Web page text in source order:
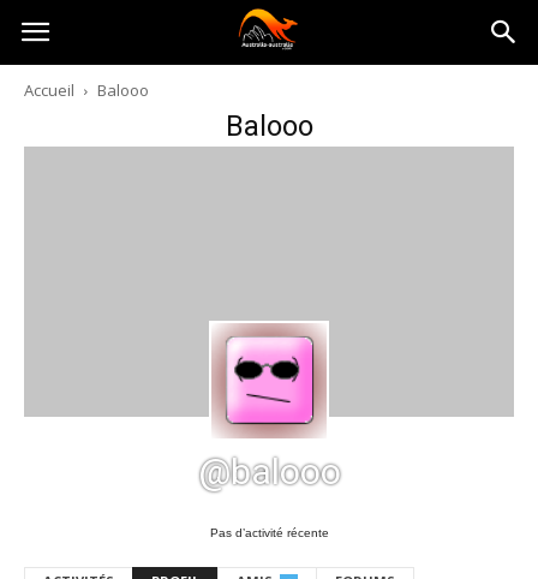
Australia-
australie.com
Accueil Balooo
Balooo
@balooo
Pas d’activité récente